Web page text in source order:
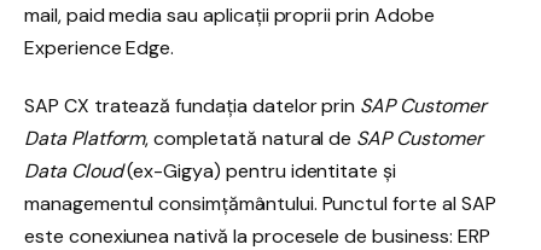
mail, paid media sau aplicații proprii prin Adobe
Experience Edge.
SAP CX tratează fundația datelor prin SAP Customer
Data Platform, completată natural de SAP Customer
Data Cloud(ex-Gigya) pentru identitate și
managementul consimțământului. Punctul forte al SAP
este conexiunea nativă la procesele de business: ERP